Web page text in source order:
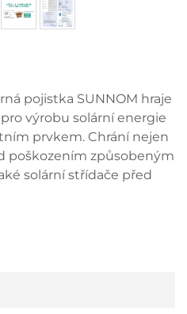
pojistka SUNNOM hraje
výrobu solární energie
prvkem. Chrání nejen
poškozením způsobeným
solární střídače před